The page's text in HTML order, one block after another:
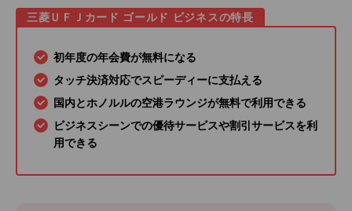
三菱ＵＦＪカード ゴールド ビジネスの特長
初年度の年会費が無料になる
タッチ決済対応でスピーディーに支払える
国内とホノルルの空港ラウンジが無料で利用できる
ビジネスシーンでの優待サービスや割引サービスを利
用できる